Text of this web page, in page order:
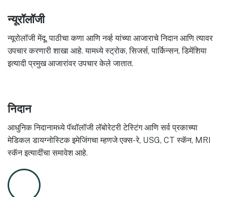
न्यूरॉलॉजी
न्यूरोलॉजी मेंदू, पाठीचा कणा आणि नर्व्ह यांच्या आजाराचे निदान आणि त्यावर
उपचार करणारी शाखा आहे. यामध्ये स्ट्रोक, सिजर्स, पार्किन्सन, डिमेंशिया
इत्यादी प्रमुख आजारांवर उपचार केले जातात.
निदान
आधुनिक निदानामध्ये पॅथॉलॉजी लॅबोरेटरी टेस्टिंग आणि सर्व प्रकाच्या
मेडिकल डायग्नोस्टिक इमेजिंगचा म्हणजे एक्स-रे, USG, CT स्कॅन, MRI
स्कॅन इत्यादींचा समावेश आहे.